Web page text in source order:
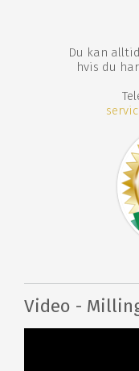
Du kan
hvis du
Video -